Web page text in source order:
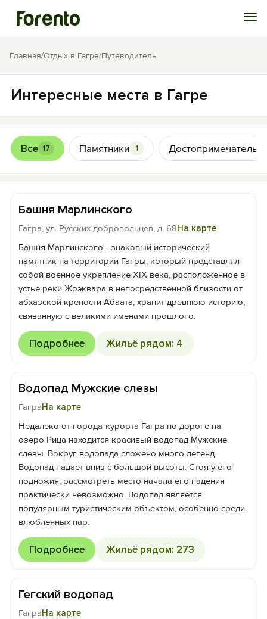
Войти
История просмотра
Добавить свой объект
Главная/Отдых в Гагре/Путеводитель
Интересные места в Гагре
Все 17 Памятники 1
Башня Марлинского
Гагра, ул. Русских добровольцев, д. 68На карте
Башня Марлинского - знаковый исторический
памятник на территории Гагры, который представлял
собой военное укрепление XIX века, расположенное в
устье реки Жоэквара в непосредственной близости от
абхазской крепости Абаата, хранит древнюю историю,
связанную с великими именами прошлого.
Подробнее Жильё рядом: 4
Водопад Мужские слезы
ГаграНа карте
Недалеко от города-курорта Гагра по дороге на
озеро Рица находится красивый водопад Мужские
слезы. Вокруг водопада сложено много легенд.
Водопад падает вниз с большой высоты. Стоя у его
подножия, рассмотреть место начала его падения
практически невозможно. Водопад является
популярным туристическим объектом, особенно среди
влюбленных пар.
Подробнее Жильё рядом: 273
Гегский водопад
ГаграНа карте